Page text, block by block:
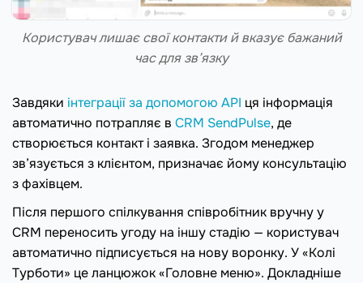
Користувач лишає свої контакти й вказує бажаний
час для зв’язку
Завдяки інтеграції за допомогою API ця інформація
автоматично потрапляє в CRM SendPulse, де
створюється контакт і заявка. Згодом менеджер
зв’язується з клієнтом, призначає йому консультацію
з фахівцем.
Після першого спілкування співробітник вручну у
CRM переносить угоду на іншу стадію — користувач
автоматично підписується на нову воронку. У «Колі
Турботи» це ланцюжок «Головне меню». Докладніше